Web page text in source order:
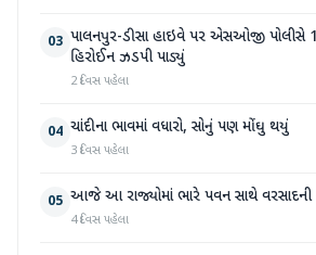
03 પાલનપુર-ડીસા હાઇવે પર એસઓજી પોલીસે
હિરોઈન ઝડપી પાડ્યું
2 દિવસ પહેલા
04 ચાંદીના ભાવમાં વધારો, સોનું પણ મોંઘુ થયું
3 દિવસ પહેલા
05 આજે આ રાજ્યોમાં ભારે પવન સાથે
4 દિવસ પહેલા